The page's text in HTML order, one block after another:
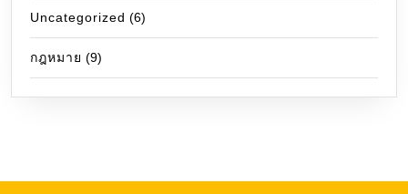
Uncategorized (6)
กฎหมาย (9)